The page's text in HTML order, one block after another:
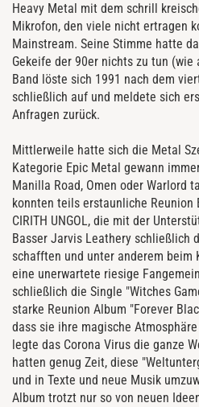
Heavy Metal mit dem schrill
Mikrofon, den viele nicht ertragen
Mainstream. Seine Stimme hatte
Gekeife der 90er nichts zu tun (wie
Band löste sich 1991 nach dem
schließlich auf und meldete sich
Anfragen zurück.
Mittlerweile hatte sich die Metal
Kategorie Epic Metal gewann
Manilla Road, Omen oder Warlord
konnten teils erstaunliche Reunion
CIRITH UNGOL, die mit der
Basser Jarvis Leathery schließlich
schafften und unter anderem beim
eine unerwartete riesige
schließlich die Single "Witches
starke Reunion Album "Forever
dass sie ihre magische
legte das Corona Virus die ganze
hatten genug Zeit, diese
und in Texte und neue Musik
Album trotzt nur so von neuen